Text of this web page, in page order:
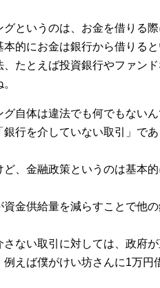
グというのは、お金を借りる
的にお金は銀行から借りると
、たとえば投資銀行やファン
自体は違法でも何でもないん
銀行を介していない取引」で
ど、金融政策というのは基本
資金供給量を減らすことで他
さない取引に対しては、政府
例えば僕がけい坊さんに1万